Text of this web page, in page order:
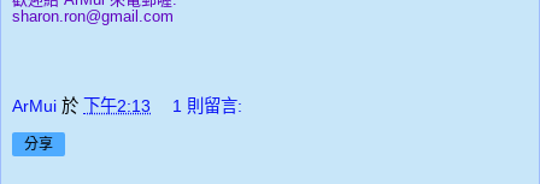
sharon.ron@gmail.com
ArMui 於 下午2:13 1 則留言:
分享